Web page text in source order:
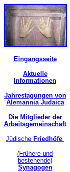
Eingangsseite
Aktuelle
Informationen
Jahrestagungen von
Alemannia Judaica
Die Mitglieder der
Arbeitsgemeinschaft
Jüdische Friedhöfe
(Frühere und
bestehende)
Synagogen